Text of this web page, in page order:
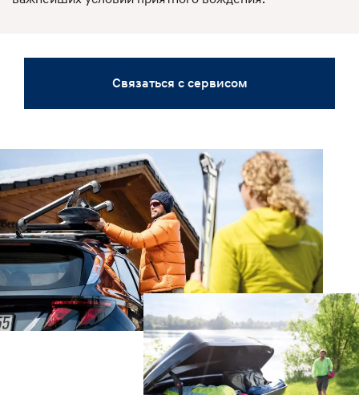
Связаться с сервисом